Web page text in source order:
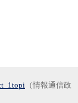
（情報通信政